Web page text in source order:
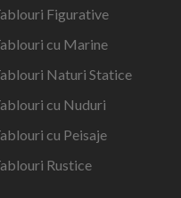
Figurative
cu Marine
Naturi Statice
cu Nuduri
cu Peisaje
Rustice